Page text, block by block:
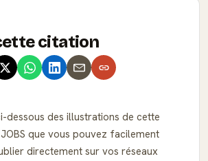
citation
dessous des illustrations de cette
que vous pouvez facilement
directement sur vos réseaux